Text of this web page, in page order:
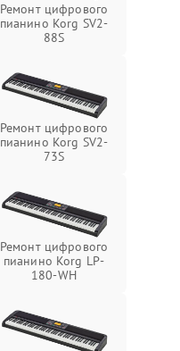
Ремонт цифрового
пианино Korg SV2-
88S
Ремонт цифрового
пианино Korg SV2-
73S
Ремонт цифрового
пианино Korg LP-
180-WH